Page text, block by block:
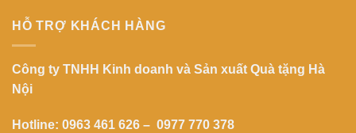
HỖ TRỢ KHÁCH HÀNG
Công ty TNHH Kinh doanh và Sản xuất Quà tặng Hà
Nội
Hotline: 0963 461 626 – 0977 770 378